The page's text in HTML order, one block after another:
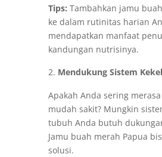
Tips: Tambahkan jamu
ke dalam rutinitas harian
mendapatkan manfaat
kandungan nutrisinya.
Mendukung Sistem
Apakah Anda sering
mudah sakit? Mungkin
tubuh Anda butuh
Jamu buah merah Papua
solusi.